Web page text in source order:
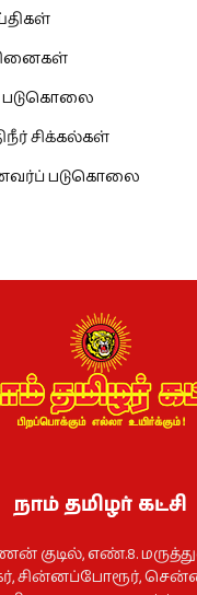
படுகொலை
சிக்கல்கள்
படுகொலை
நாம் தமிழர் கட்சி
குடில், எண்.8.
சின்னப்போரூர்,